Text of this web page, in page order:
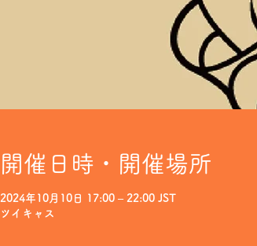
開催日時・開催場所
2024年10月10日 17:00 – 22:00 JST
ツイキャス